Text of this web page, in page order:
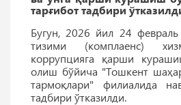
тарғибот тадбири
Бугун, 2026 йил 24
тизими (комплаенс)
коррупцияга қарши
олиш бўйича "Тошкент
тармоқлари" филиалида
тадбири ўтказилди.